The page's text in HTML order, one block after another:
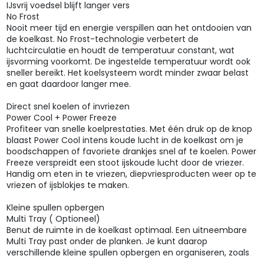
IJsvrij voedsel blijft langer vers
No Frost
Nooit meer tijd en energie verspillen aan het ontdooien van
de koelkast. No Frost-technologie verbetert de
luchtcirculatie en houdt de temperatuur constant, wat
ijsvorming voorkomt. De ingestelde temperatuur wordt ook
sneller bereikt. Het koelsysteem wordt minder zwaar belast
en gaat daardoor langer mee.
Direct snel koelen of invriezen
Power Cool + Power Freeze
Profiteer van snelle koelprestaties. Met één druk op de knop
blaast Power Cool intens koude lucht in de koelkast om je
boodschappen of favoriete drankjes snel af te koelen. Power
Freeze verspreidt een stoot ijskoude lucht door de vriezer.
Handig om eten in te vriezen, diepvriesproducten weer op te
vriezen of ijsblokjes te maken.
Kleine spullen opbergen
Multi Tray ( Optioneel)
Benut de ruimte in de koelkast optimaal. Een uitneembare
Multi Tray past onder de planken. Je kunt daarop
verschillende kleine spullen opbergen en organiseren, zoals